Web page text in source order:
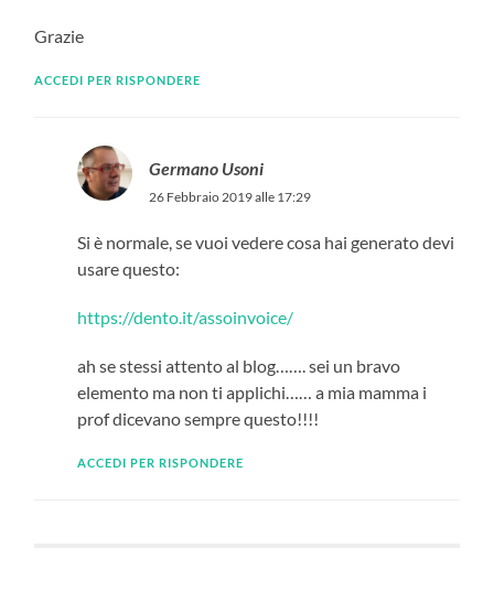
Grazie
ACCEDI PER RISPONDERE
Germano Usoni
26 Febbraio 2019 alle 17:29
Si è normale, se vuoi vedere cosa hai generato devi
usare questo:
https://dento.it/assoinvoice/
ah se stessi attento al blog……. sei un bravo
elemento ma non ti applichi…… a mia mamma i
prof dicevano sempre questo!!!!
ACCEDI PER RISPONDERE